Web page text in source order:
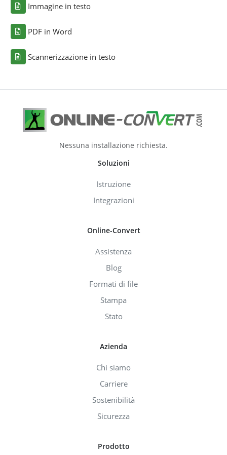
Immagine in testo
PDF in Word
Scannerizzazione in testo
Nessuna installazione richiesta.
Soluzioni
Istruzione
Integrazioni
Online-Convert
Assistenza
Blog
Formati di file
Stampa
Stato
Azienda
Chi siamo
Carriere
Sostenibilità
Sicurezza
Prodotto